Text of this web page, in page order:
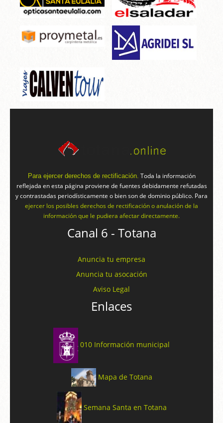
Para ejercer derechos de rectificación. Toda la información
reflejada en esta página proviene de fuentes debidamente refutadas
y contrastadas periodísticamente o bien son de dominio público. Para
ejercer los posibles derechos de rectificación o anulación de la
información que le pudiera afectar directamente.
Canal 6 - Totana
Anuncia tu empresa
Anuncia tu asocación
Aviso Legal
Enlaces
010 Información municipal
Mapa de Totana
Semana Santa en Totana